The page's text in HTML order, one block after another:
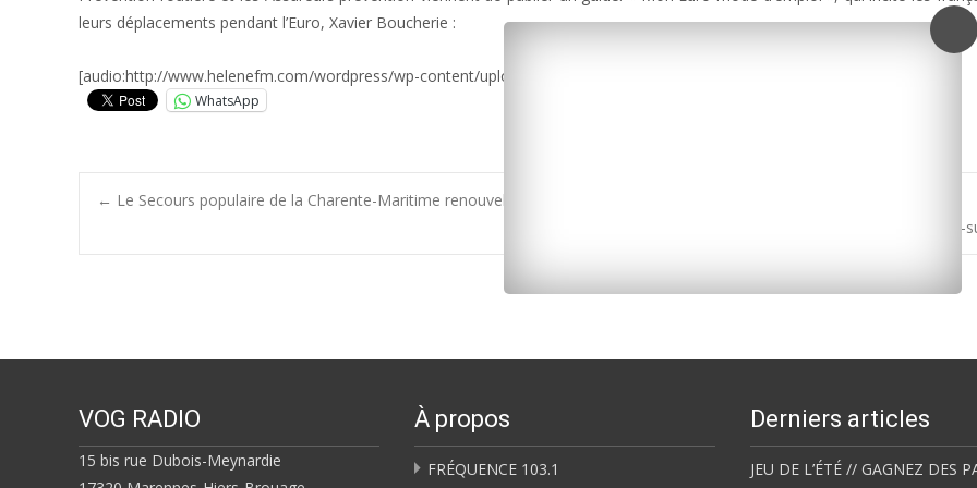
leurs déplacements pendant l’Euro, Xavier Boucherie :
[audio:http://www.helenefm.com/wordpress/wp-content/uploads/2016/06/alcool-euro-xb.mp3]
WhatsApp
Post
← Le Secours populaire de la Charente-Maritime renouvelle son appel à l’aide aux victimes des intempéries
Appel à témoins à Saint-
VOG RADIO
15 bis rue Dubois-Meynardie
À propos
FRÉQUENCE 103.1
Derniers articles
JEU DE L’ÉTÉ // GAGNEZ DES